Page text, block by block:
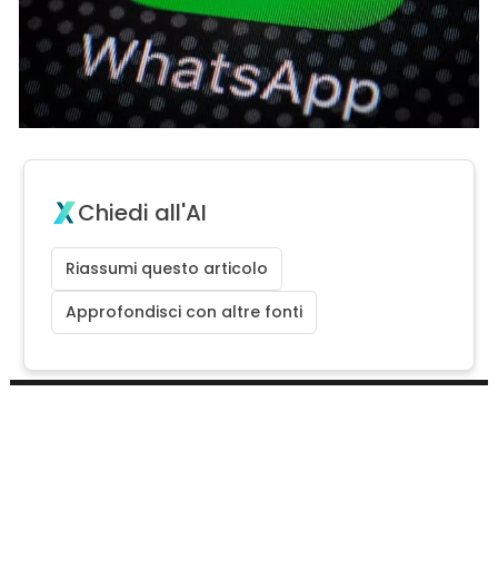
Chiedi all'AI
Riassumi questo articolo
Approfondisci con altre fonti